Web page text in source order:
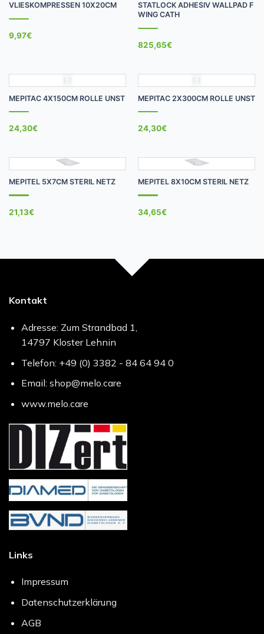
VLIESKOMPRESSEN 10X20CM
9,97€
STATLOCK ADHESIV WALLPAD F
WING CATH
825,65€
MEPITAC 4X150CM ROLLE UNST
24,30€
MEPITAC 2X300CM ROLLE UNST
24,30€
MEPITEL 5X7CM STERIL NETZ
21,13€
MEPITEL 8X10CM STERIL NETZ
34,65€
Kontakt
Adresse: Zum Strandbad 1,
14797 Kloster Lehnin
Telefon: +49 (0) 3382 - 84 64 94 0
Email: shop@melo.care
www.melo.care
Links
Impressum
Datenschutzerklärung
AGB